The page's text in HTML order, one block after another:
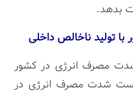
بدهد.‌
تولید ناخالص داخلی
مصرف انرژی در کشور
شدت مصرف انرژی در